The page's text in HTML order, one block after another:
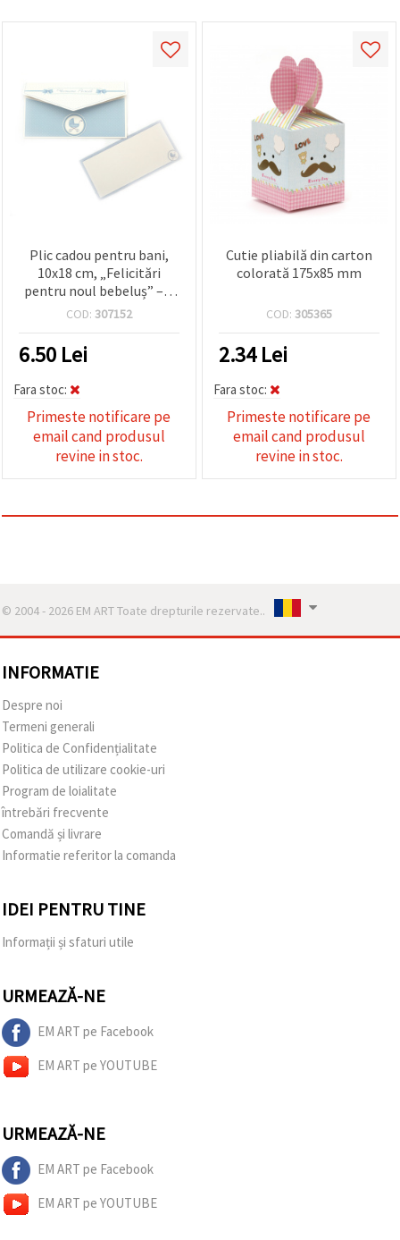
Plic cadou pentru bani,
10x18 cm, „Felicitări
pentru noul bebeluș” – 1
bucată
COD: 307152
6.50 Lei
Fara stoc:
Primeste notificare pe
email cand produsul
revine in stoc.
Cutie pliabilă din carton
colorată 175x85 mm
COD: 305365
2.34Lei
Fara stoc:
Primeste notificare pe
email cand produsul
revine in stoc.
© 2004 - 2026 EM ART Toate drepturile rezervate..
INFORMATIE
Despre noi
Termeni generali
Politica de Confidențialitate
Politica de utilizare cookie-uri
Program de loialitate
întrebări frecvente
Comandă și livrare
Informatie referitor la comanda
IDEI PENTRU TINE
Informații și sfaturi utile
URMEAZĂ-NE
EM ART pe Facebook
EM ART pe YOUTUBE
URMEAZĂ-NE
EM ART pe Facebook
EM ART pe YOUTUBE